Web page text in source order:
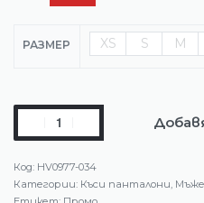
РАЗМЕР XS S M
HV0977-034
Категории: Къси панталони Мъже